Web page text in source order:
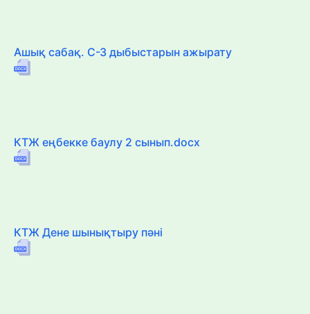
Ашық сабақ. С-З дыбыстарын ажырату
КТЖ еңбекке баулу 2 сынып.docx
КТЖ Дене шынықтыру пәні